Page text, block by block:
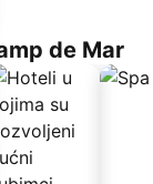
de Mar